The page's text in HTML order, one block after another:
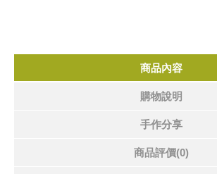
商品內容
購物說明
手作分享
商品評價(0)